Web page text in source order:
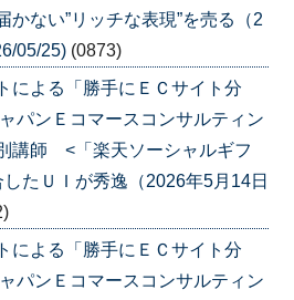
かない”リッチな表現”を売る（2
05/25) (0873)
による「勝手にＥＣサイト分
パンＥコマースコンサルティン
講師 <「楽天ソーシャルギフ
したＵＩが秀逸（2026年5月14日
による「勝手にＥＣサイト分
パンＥコマースコンサルティン